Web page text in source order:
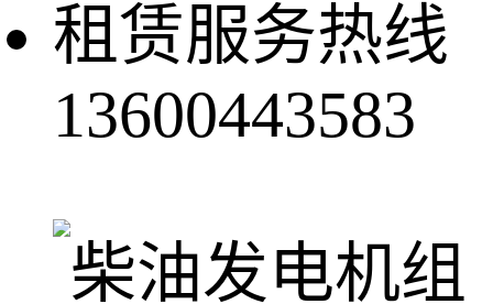
租赁服务热线
13600443583